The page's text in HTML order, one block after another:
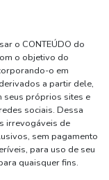
o CONTEÚDO do
o objetivo do
o em
a partir dele,
seus próprios sites e
sociais. Dessa
irrevogáveis de
sem pagamento
para uso de seu
quaisquer fins.